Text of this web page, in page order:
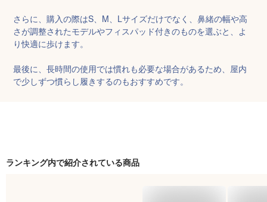
さらに、購入の際はS、M、Lサイズだけでなく、鼻緒の幅や高
さが調整されたモデルやフィスパッド付きのものを選ぶと、よ
り快適に歩けます。
最後に、長時間の使用では慣れも必要な場合があるため、屋内
で少しずつ慣らし履きするのもおすすめです。
ランキング内で紹介されている商品